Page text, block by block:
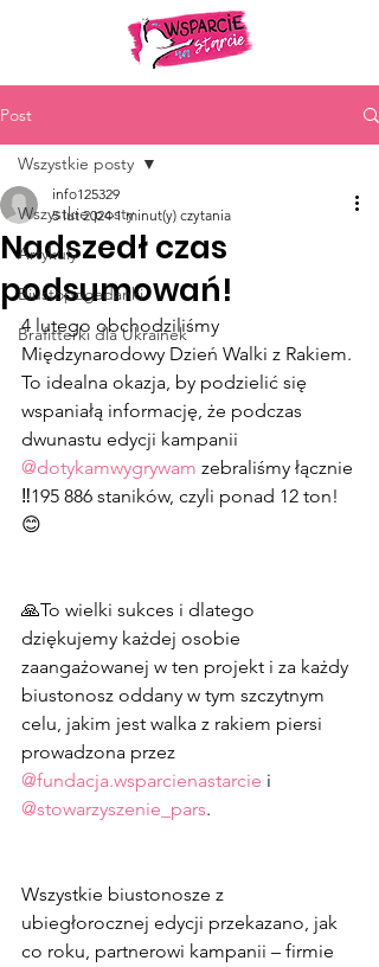
Post
Wszystkie posty
Artykuły
Biustopogadanki
Brafitterki dla Ukrainek
Wszystkie posty
Nadszedł czas
podsumowań!
info125329
5 lut 2024 1 minut(y) czytania
4 lutego obchodziliśmy
Międzynarodowy Dzień Walki z Rakiem.
To idealna okazja, by podzielić się
wspaniałą informację, że podczas
dwunastu edycji kampanii
@dotykamwygrywam zebraliśmy łącznie
‼️195 886 staników, czyli ponad 12 ton!
😊
🙏To wielki sukces i dlatego
dziękujemy każdej osobie
zaangażowanej w ten projekt i za każdy
biustonosz oddany w tym szczytnym
celu, jakim jest walka z rakiem piersi
prowadzona przez
@fundacja.wsparcienastarcie i
@stowarzyszenie_pars.
Wszystkie biustonosze z
ubiegłorocznej edycji przekazano, jak
co roku, partnerowi kampanii – firmie